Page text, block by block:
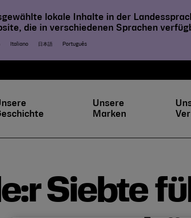
lokale Inhalte in der
die in verschiedenen Sprachen
Italiano 日本語 Português
Unsere
Marken
Siebte